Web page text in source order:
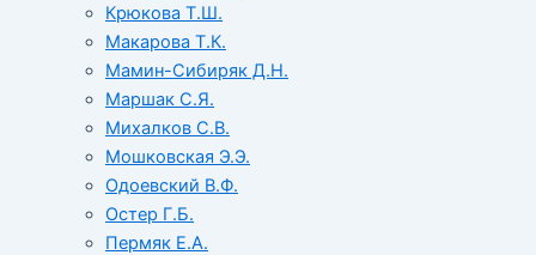
Крюкова Т.Ш.
Макарова Т.К.
Мамин-Сибиряк Д.Н.
Маршак С.Я.
Михалков С.В.
Мошковская Э.Э.
Одоевский В.Ф.
Остер Г.Б.
Пермяк Е.А.